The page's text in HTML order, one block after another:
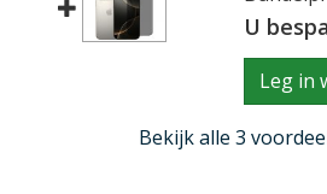
U
Leg in
Bekijk alle 3